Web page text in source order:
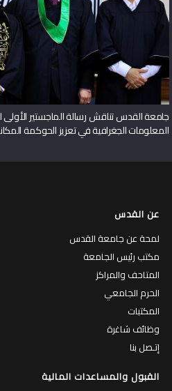
جامعة القدس تناقش رسالة الماجستير الأولى
المعلومات الجغرافية في تعزيز الحوكمة
عن القدس
لمحة عن جامعة القدس
مكتب رئيس الجامعة
المتاحف والمراكز
الحرم الجامعي
المكتبات
وظائف شاغرة
إتـصل بنا
القبول والمساعدات المالية